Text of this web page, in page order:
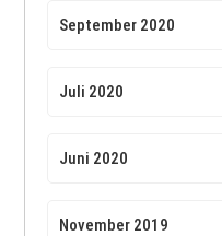
September 2020
Juli 2020
Juni 2020
November 2019